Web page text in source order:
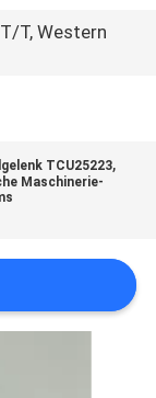
T, Western
TCU25223,
Maschinerie-